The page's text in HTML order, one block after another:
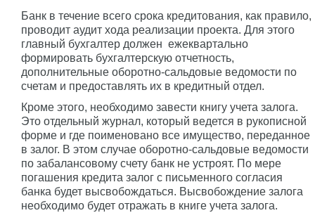
Банк в течение всего срока кредитования, как правило,
проводит аудит хода реализации проекта. Для этого
главный бухгалтер должен ежеквартально
формировать бухгалтерскую отчетность,
дополнительные оборотно-сальдовые ведомости по
счетам и предоставлять их в кредитный отдел.
Кроме этого, необходимо завести книгу учета залога.
Это отдельный журнал, который ведется в рукописной
форме и где поименовано все имущество, переданное
в залог. В этом случае оборотно-сальдовые ведомости
по забалансовому счету банк не устроят. По мере
погашения кредита залог с письменного согласия
банка будет высвобождаться. Высвобождение залога
необходимо будет отражать в книге учета залога.